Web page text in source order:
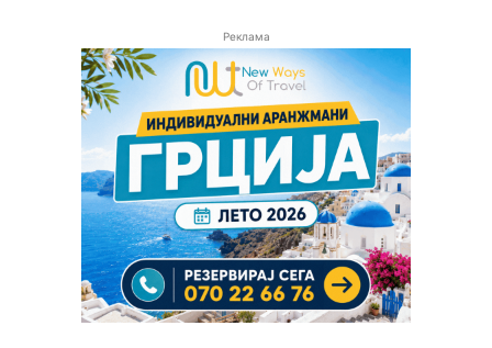
Реклама